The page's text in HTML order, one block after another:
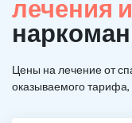
лечения
Цены на лечение от
оказываемого